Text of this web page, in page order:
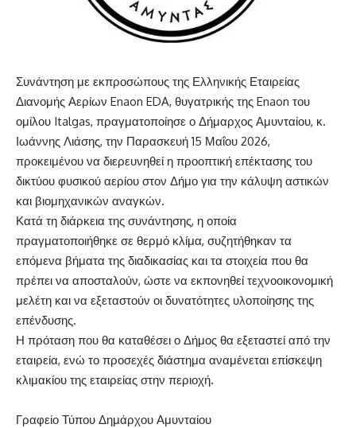
Συνάντηση με εκπροσώπους της Ελληνικής Εταιρείας
Διανομής Αερίων Enaon EDA, θυγατρικής της Enaon του
ομίλου Italgas, πραγματοποίησε ο Δήμαρχος Αμυνταίου, κ.
Ιωάννης Λιάσης, την Παρασκευή 15 Μαΐου 2026,
προκειμένου να διερευνηθεί η προοπτική επέκτασης του
δικτύου φυσικού αερίου στον Δήμο για την κάλυψη αστικών
και βιομηχανικών αναγκών.
Κατά τη διάρκεια της συνάντησης, η οποία
πραγματοποιήθηκε σε θερμό κλίμα, συζητήθηκαν τα
επόμενα βήματα της διαδικασίας και τα στοιχεία που θα
πρέπει να αποσταλούν, ώστε να εκπονηθεί τεχνοοικονομική
μελέτη και να εξεταστούν οι δυνατότητες υλοποίησης της
επένδυσης.
Η πρόταση που θα καταθέσει ο Δήμος θα εξεταστεί από την
εταιρεία, ενώ το προσεχές διάστημα αναμένεται επίσκεψη
κλιμακίου της εταιρείας στην περιοχή.
Γραφείο Τύπου Δημάρχου Αμυνταίου